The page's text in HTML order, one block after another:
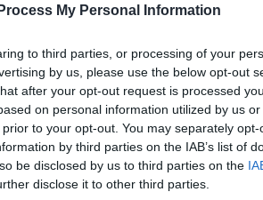
My Personal Information
to third parties, or processing of your
by us, please use the below opt-out
after your opt-out request is processed
on personal information utilized by us
to your opt-out. You may separately
by third parties on the IAB’s list of
be disclosed by us to third parties on the
disclose it to other third parties.